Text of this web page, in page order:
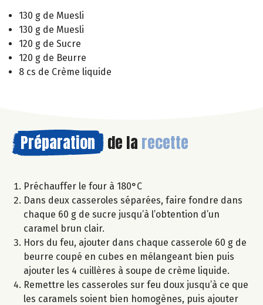
130 g de Muesli
130 g de Muesli
120 g de Sucre
120 g de Beurre
8 cs de Crème liquide
Préparation de la recette
Préchauffer le four à 180°C
Dans deux casseroles séparées, faire fondre dans
chaque 60 g de sucre jusqu’à l’obtention d’un
caramel brun clair.
Hors du feu, ajouter dans chaque casserole 60 g de
beurre coupé en cubes en mélangeant bien puis
ajouter les 4 cuillères à soupe de crème liquide.
Remettre les casseroles sur feu doux jusqu’à ce que
les caramels soient bien homogènes, puis ajouter